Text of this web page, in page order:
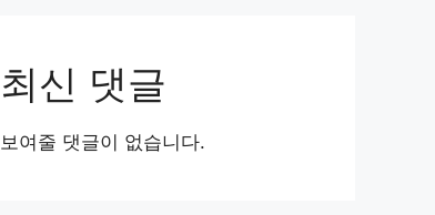
최신 댓글
보여줄 댓글이 없습니다.